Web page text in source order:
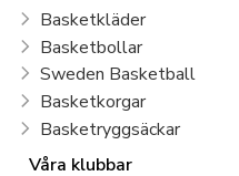
Basketkläder
Basketbollar
Sweden Basketball
Basketkorgar
Basketryggsäckar
Våra klubbar